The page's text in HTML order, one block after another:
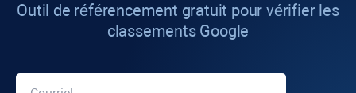
Outil de référencement gratuit pour vérifier les
classements Google